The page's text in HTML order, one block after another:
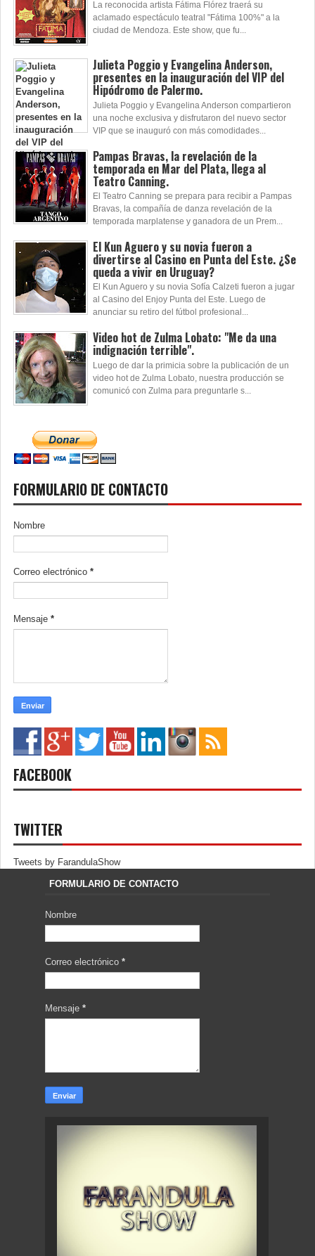
La reconocida artista Fátima Flórez traerá su
aclamado espectáculo teatral "Fátima 100%" a la
ciudad de Mendoza. Este show, que fu...
Julieta Poggio y Evangelina Anderson,
presentes en la inauguración del VIP del
Hipódromo de Palermo.
Julieta Poggio y Evangelina Anderson compartieron
una noche exclusiva y disfrutaron del nuevo sector
VIP que se inauguró con más comodidades...
Pampas Bravas, la revelación de la
temporada en Mar del Plata, llega al
Teatro Canning.
El Teatro Canning se prepara para recibir a Pampas
Bravas, la compañía de danza revelación de la
temporada marplatense y ganadora de un Prem...
El Kun Aguero y su novia fueron a
divertirse al Casino en Punta del Este. ¿Se
queda a vivir en Uruguay?
El Kun Aguero y su novia Sofía Calzeti fueron a jugar
al Casino del Enjoy Punta del Este. Luego de
anunciar su retiro del fútbol profesional...
Video hot de Zulma Lobato: "Me da una
indignación terrible".
Luego de dar la primicia sobre la publicación de un
video hot de Zulma Lobato, nuestra producción se
comunicó con Zulma para preguntarle s...
FORMULARIO DE CONTACTO
Nombre
Correo electrónico *
Mensaje *
FACEBOOK
TWITTER
Tweets by FarandulaShow
FORMULARIO DE CONTACTO
Nombre
Correo electrónico *
Mensaje *